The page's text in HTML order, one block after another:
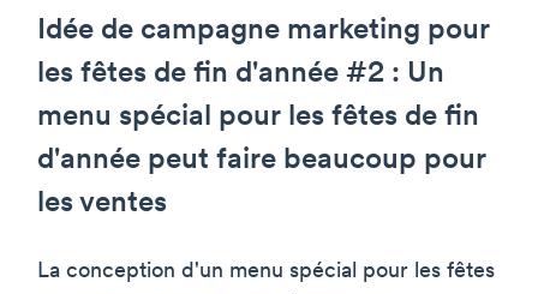
Idée de campagne marketing pour
les fêtes de fin d'année #2 : Un
menu spécial pour les fêtes de fin
d'année peut faire beaucoup pour
les ventes
La conception d'un menu spécial pour les fêtes